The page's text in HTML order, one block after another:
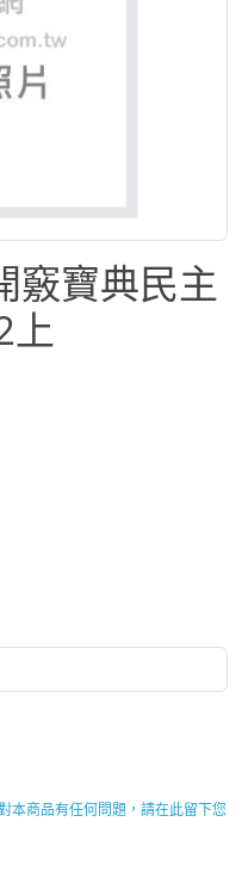
竅寶典民主
上
本商品有任何問題，請在此留下您